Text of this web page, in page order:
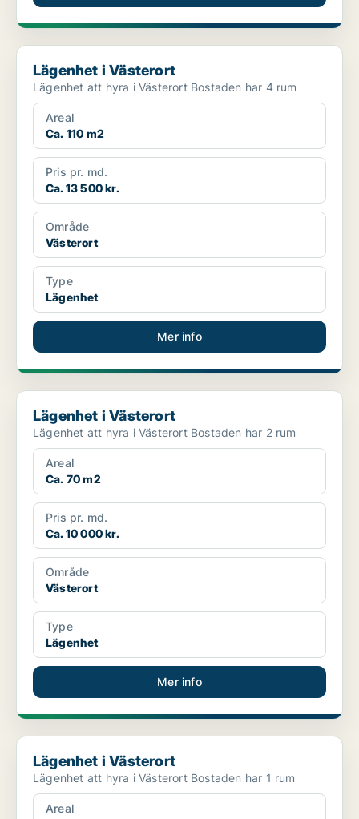
Lägenhet i Västerort
Lägenhet i Västerort
Lägenhet att hyra i Västerort Bostaden har 4 rum
Areal
Ca. 110 m2
Pris pr. md.
Ca. 13 500 kr.
Område
Västerort
Type
Lägenhet
Mer info
Lägenhet i Västerort
Lägenhet i Västerort
Lägenhet att hyra i Västerort Bostaden har 2 rum
Areal
Ca. 70 m2
Pris pr. md.
Ca. 10 000 kr.
Område
Västerort
Type
Lägenhet
Mer info
Lägenhet i Västerort
Lägenhet i Västerort
Lägenhet att hyra i Västerort Bostaden har 1 rum
Areal